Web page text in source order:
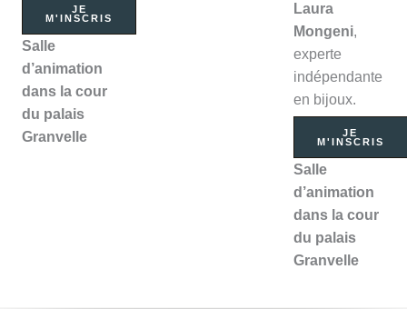
JE
M'INSCRIS
Salle
d’animation
dans la cour
du palais
Granvelle
Laura
Mongeni,
experte
indépendante
en bijoux.
JE
M'INSCRIS
Salle
d’animation
dans la cour
du palais
Granvelle